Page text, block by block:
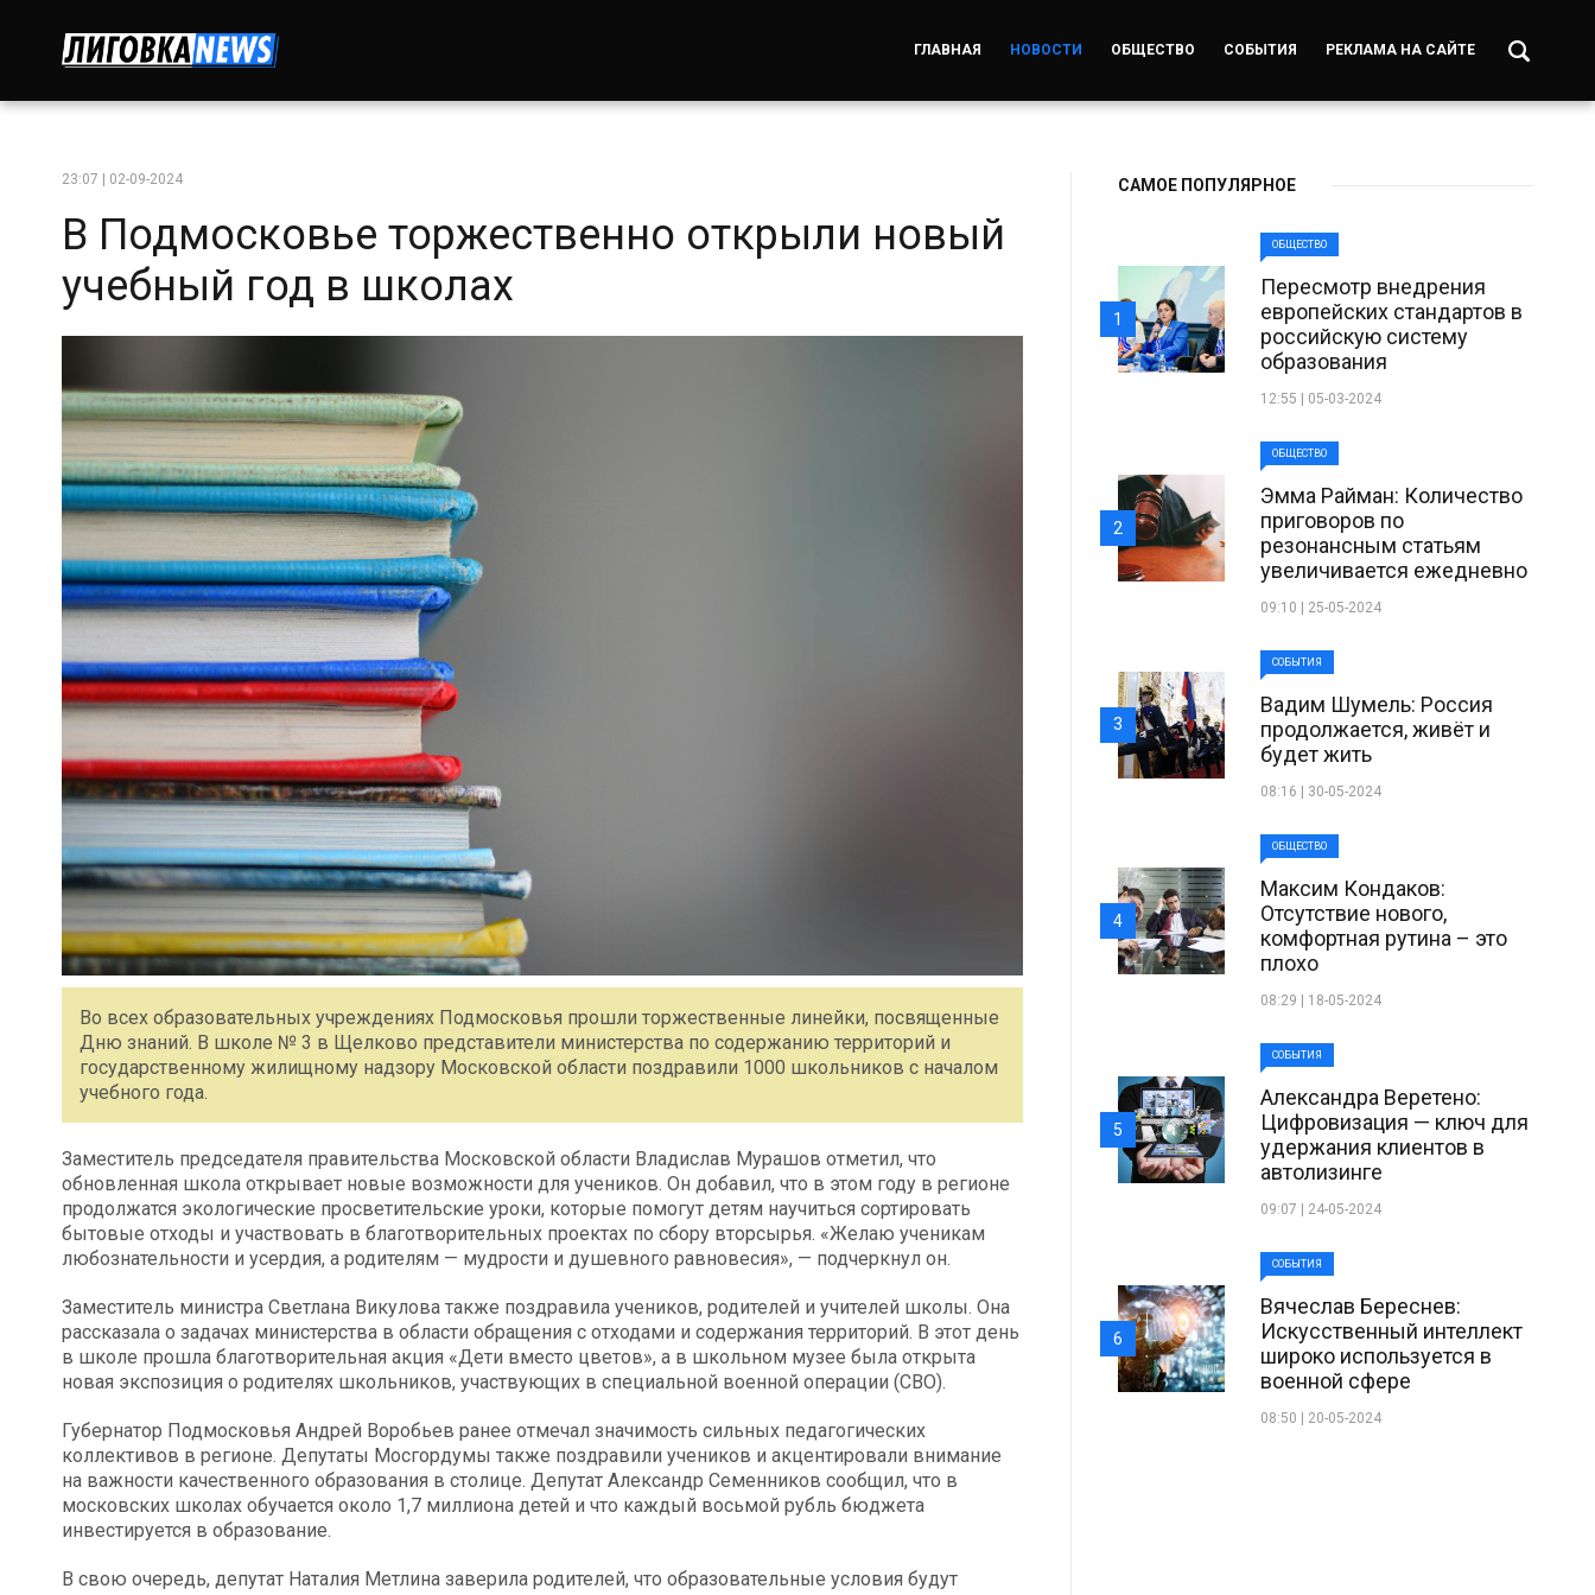
ГЛАВНАЯ НОВОСТИ ОБЩЕСТВО СОБЫТИЯ РЕКЛАМА НА САЙТЕ
23:07 | 02-09-2024
В Подмосковье торжественно открыли новый
учебный год в школах
Во всех образовательных учреждениях Подмосковья прошли торжественные линейки, посвященные
Дню знаний. В школе № 3 в Щелково представители министерства по содержанию территорий и
государственному жилищному надзору Московской области поздравили 1000 школьников с началом
учебного года.
Заместитель председателя правительства Московской области Владислав Мурашов отметил, что
обновленная школа открывает новые возможности для учеников. Он добавил, что в этом году в регионе
продолжатся экологические просветительские уроки, которые помогут детям научиться сортировать
бытовые отходы и участвовать в благотворительных проектах по сбору вторсырья. «Желаю ученикам
любознательности и усердия, а родителям — мудрости и душевного равновесия», — подчеркнул он.
Заместитель министра Светлана Викулова также поздравила учеников, родителей и учителей школы. Она
рассказала о задачах министерства в области обращения с отходами и содержания территорий. В этот день
в школе прошла благотворительная акция «Дети вместо цветов», а в школьном музее была открыта
новая экспозиция о родителях школьников, участвующих в специальной военной операции (СВО).
Губернатор Подмосковья Андрей Воробьев ранее отмечал значимость сильных педагогических
коллективов в регионе. Депутаты Мосгордумы также поздравили учеников и акцентировали внимание
на важности качественного образования в столице. Депутат Александр Семенников сообщил, что в
московских школах обучается около 1,7 миллиона детей и что каждый восьмой рубль бюджета
инвестируется в образование.
В свою очередь, депутат Наталия Метлина заверила родителей, что образовательные условия будут
САМОЕ ПОПУЛЯРНОЕ
ОБЩЕСТВО
Пересмотр внедрения
европейских стандартов в
российскую систему
образования
12:55 | 05-03-2024
1
ОБЩЕСТВО
Эмма Райман: Количество
приговоров по
резонансным статьям
увеличивается ежедневно
09:10 | 25-05-2024
2
СОБЫТИЯ
Вадим Шумель: Россия
продолжается, живёт и
будет жить
08:16 | 30-05-2024
3
ОБЩЕСТВО
Максим Кондаков:
Отсутствие нового,
комфортная рутина – это
плохо
08:29 | 18-05-2024
4
СОБЫТИЯ
Александра Веретено:
Цифровизация — ключ для
удержания клиентов в
автолизинге
09:07 | 24-05-2024
5
СОБЫТИЯ
Вячеслав Береснев:
Искусственный интеллект
широко используется в
военной сфере
08:50 | 20-05-2024
6